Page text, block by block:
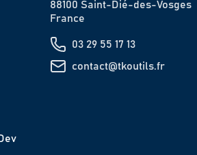
88100 Saint-Dié-des-Vosges
France
03 29 55 17 13
contact@tkoutils.fr